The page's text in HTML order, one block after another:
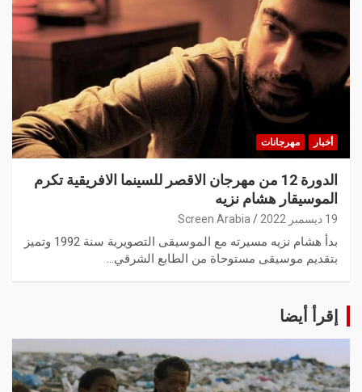
أخبار مهرجانات
الدورة 12 من مهرجان الاقصر للسينما الافريقية تكرم
الموسيقار هشام نزيه
19 ديسمبر 2022 Screen Arabia
بدأ هشام نزيه مسيرته مع الموسيقى التصويرية سنة 1992 وتميز
بتقديم موسيقى مستوحاة من الطابع الشرقي…
إقرأ أيضا